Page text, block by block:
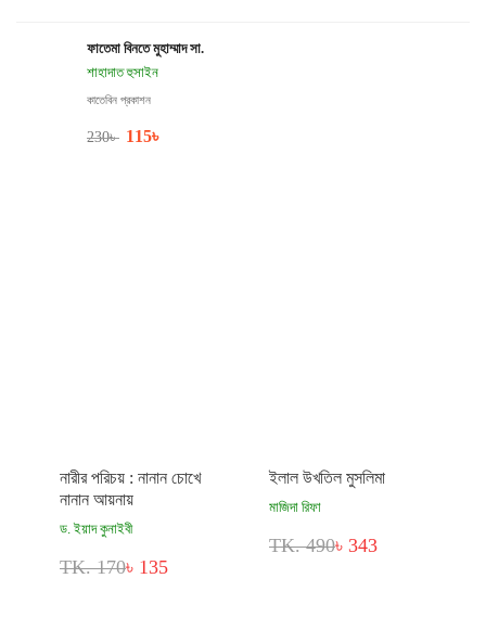
ফাতেমা বিনতে মুহাম্মাদ সা.
শাহাদাত হুসাইন
কাতেবিন প্রকাশন
230৳ 115৳
নারীর পরিচয় : নানান চোখে
নানান আয়নায়
ড. ইয়াদ কুনাইবী
TK. 170৳ 135
ইলাল উখতিল মুসলিমা
মাজিদা রিফা
TK. 490৳ 343